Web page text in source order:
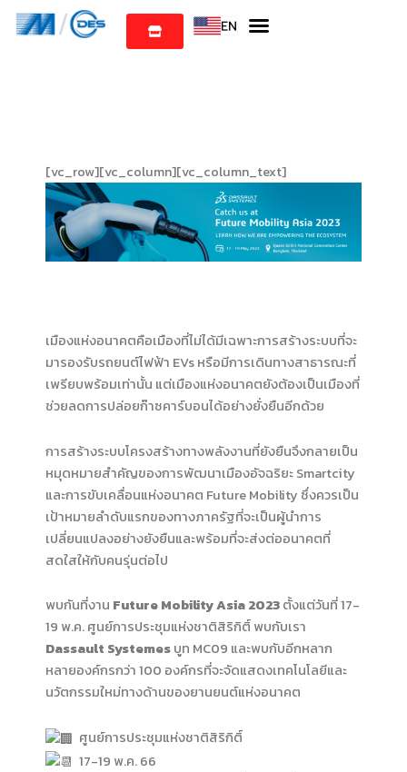
Skip
[vc_row][vc_column][vc_column_text]
เมืองแห่งอนาคตคือเมืองที่ไม่ได้มีเฉพาะการสร้างระบบที่จะ
มารองรับรถยนต์ไฟฟ้า EVs หรือมีการเดินทางสาธารณะที่
เพรียบพร้อมเท่านั้น แต่เมืองแห่งอนาคตยังต้องเป็นเมืองที่
ช่วยลดการปล่อยก๊าซคาร์บอนได้อย่างยั่งยืนอีกด้วย
การสร้างระบบโครงสร้างทางพลังงานที่ยังยืนจึงกลายเป็น
หมุดหมายสำคัญของการพัฒนาเมืองอัจฉริยะ Smartcity
และการขับเคลื่อนแห่งอนาคต Future Mobility ซึ่งควรเป็น
เป้าหมายลำดับแรกของทางภาครัฐที่จะเป็นผู้นำการ
เปลี่ยนแปลงอย่างยังยืนและพร้อมที่จะส่งต่ออนาคตที่
สดใสให้กับคนรุ่นต่อไป
พบกันที่งาน Future Mobility Asia 2023ตั้งแต่วันที่ 17-
19 พ.ค. ศูนย์การประชุมแห่งชาติสิริกิติ์ พบกับเรา
Dassault Systemesบูท MC09 และพบกับอีกหลาก
หลายองค์กรกว่า 100 องค์กรที่จะจัดแสดงเทคโนโลยีและ
นวัตกรรมใหม่ทางด้านของยานยนต์แห่งอนาคต
ศูนย์การประชุมแห่งชาติสิริกิติ์
17-19 พ.ค. 66